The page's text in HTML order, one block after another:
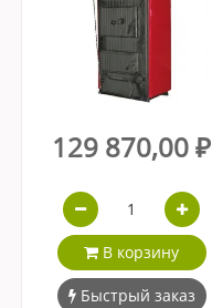
129 870,00 ₽
В корзину
Быстрый заказ